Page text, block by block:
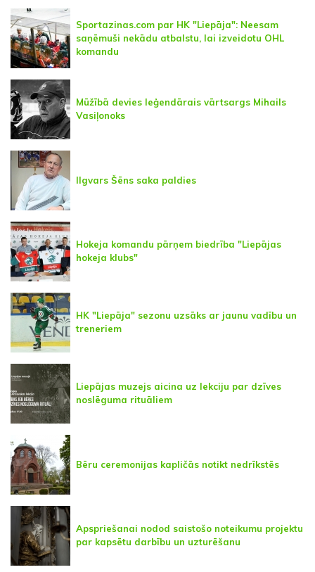
Sportazinas.com par HK "Liepāja": Neesam
saņēmuši nekādu atbalstu, lai izveidotu OHL
komandu
Mūžībā devies leģendārais vārtsargs Mihails
Vasiļonoks
Ilgvars Šēns saka paldies
Hokeja komandu pārņem biedrība "Liepājas
hokeja klubs"
HK "Liepāja" sezonu uzsāks ar jaunu vadību un
treneriem
Liepājas muzejs aicina uz lekciju par dzīves
noslēguma rituāliem
Bēru ceremonijas kapličās notikt nedrīkstēs
Apspriešanai nodod saistošo noteikumu projektu
par kapsētu darbību un uzturēšanu